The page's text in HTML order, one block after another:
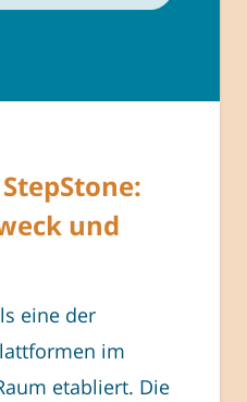
und
eine der
im
etabliert. Die